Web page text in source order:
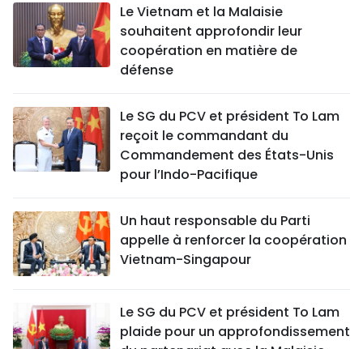
Le Vietnam et la Malaisie
souhaitent approfondir leur
coopération en matière de
défense
Le SG du PCV et président To Lam
reçoit le commandant du
Commandement des États-Unis
pour l’Indo-Pacifique
Un haut responsable du Parti
appelle à renforcer la coopération
Vietnam-Singapour
Le SG du PCV et président To Lam
plaide pour un approfondissement